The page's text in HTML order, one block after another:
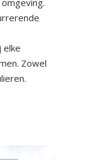
elke
Zowel